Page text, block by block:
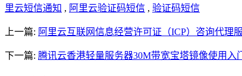
里云短信通知 , 阿里云验证码短信 , 验证码短信
上一篇: 阿里云互联网信息经营许可证（ICP）咨询代理
下一篇: 腾讯云香港轻量服务器30M带宽宝塔镜像使用入